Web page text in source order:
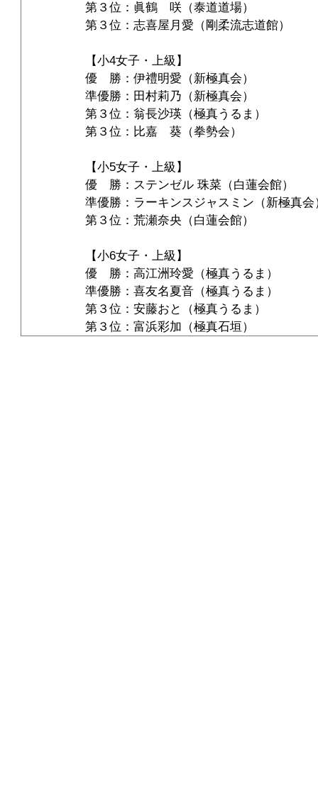
第３位：眞鶴　咲（泰道道場）
第３位：志喜屋月愛（剛柔流志道館）
【小4女子・上級】
優　勝：伊禮明愛（新極真会）
準優勝：田村莉乃（新極真会）
第３位：翁長沙瑛（極真うるま）
第３位：比嘉　葵（拳勢会）
【小5女子・上級】
優　勝：ステンゼル 珠菜（白蓮会館）
準優勝：ラーキンスジャスミン（新極真会
第３位：荒瀬奈央（白蓮会館）
【小6女子・上級】
優　勝：高江洲玲愛（極真うるま）
準優勝：喜友名夏音（極真うるま）
第３位：安藤おと（極真うるま）
第３位：富浜彩加（極真石垣）